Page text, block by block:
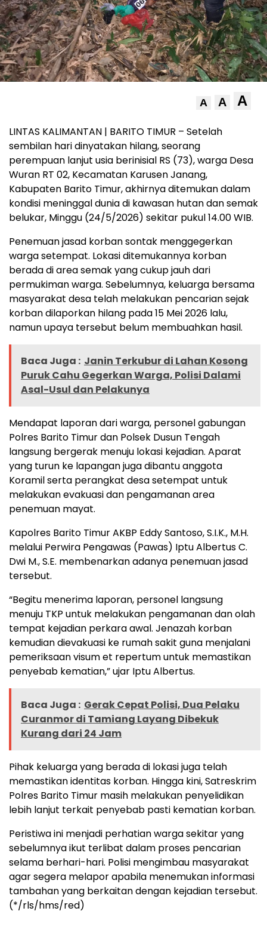
A A A
LINTAS KALIMANTAN | BARITO TIMUR – Setelah
sembilan hari dinyatakan hilang, seorang
perempuan lanjut usia berinisial RS (73), warga Desa
Wuran RT 02, Kecamatan Karusen Janang,
Kabupaten Barito Timur, akhirnya ditemukan dalam
kondisi meninggal dunia di kawasan hutan dan semak
belukar, Minggu (24/5/2026) sekitar pukul 14.00 WIB.
Penemuan jasad korban sontak menggegerkan
warga setempat. Lokasi ditemukannya korban
berada di area semak yang cukup jauh dari
permukiman warga. Sebelumnya, keluarga bersama
masyarakat desa telah melakukan pencarian sejak
korban dilaporkan hilang pada 15 Mei 2026 lalu,
namun upaya tersebut belum membuahkan hasil.
Baca Juga : Janin Terkubur di Lahan Kosong
Puruk Cahu Gegerkan Warga, Polisi Dalami
Asal-Usul dan Pelakunya
Mendapat laporan dari warga, personel gabungan
Polres Barito Timur dan Polsek Dusun Tengah
langsung bergerak menuju lokasi kejadian. Aparat
yang turun ke lapangan juga dibantu anggota
Koramil serta perangkat desa setempat untuk
melakukan evakuasi dan pengamanan area
penemuan mayat.
Kapolres Barito Timur AKBP Eddy Santoso, S.I.K., M.H.
melalui Perwira Pengawas (Pawas) Iptu Albertus C.
Dwi M., S.E. membenarkan adanya penemuan jasad
tersebut.
“Begitu menerima laporan, personel langsung
menuju TKP untuk melakukan pengamanan dan olah
tempat kejadian perkara awal. Jenazah korban
kemudian dievakuasi ke rumah sakit guna menjalani
pemeriksaan visum et repertum untuk memastikan
penyebab kematian,” ujar Iptu Albertus.
Baca Juga : Gerak Cepat Polisi, Dua Pelaku
Curanmor di Tamiang Layang Dibekuk
Kurang dari 24 Jam
Pihak keluarga yang berada di lokasi juga telah
memastikan identitas korban. Hingga kini, Satreskrim
Polres Barito Timur masih melakukan penyelidikan
lebih lanjut terkait penyebab pasti kematian korban.
Peristiwa ini menjadi perhatian warga sekitar yang
sebelumnya ikut terlibat dalam proses pencarian
selama berhari-hari. Polisi mengimbau masyarakat
agar segera melapor apabila menemukan informasi
tambahan yang berkaitan dengan kejadian tersebut.
(*/rls/hms/red)